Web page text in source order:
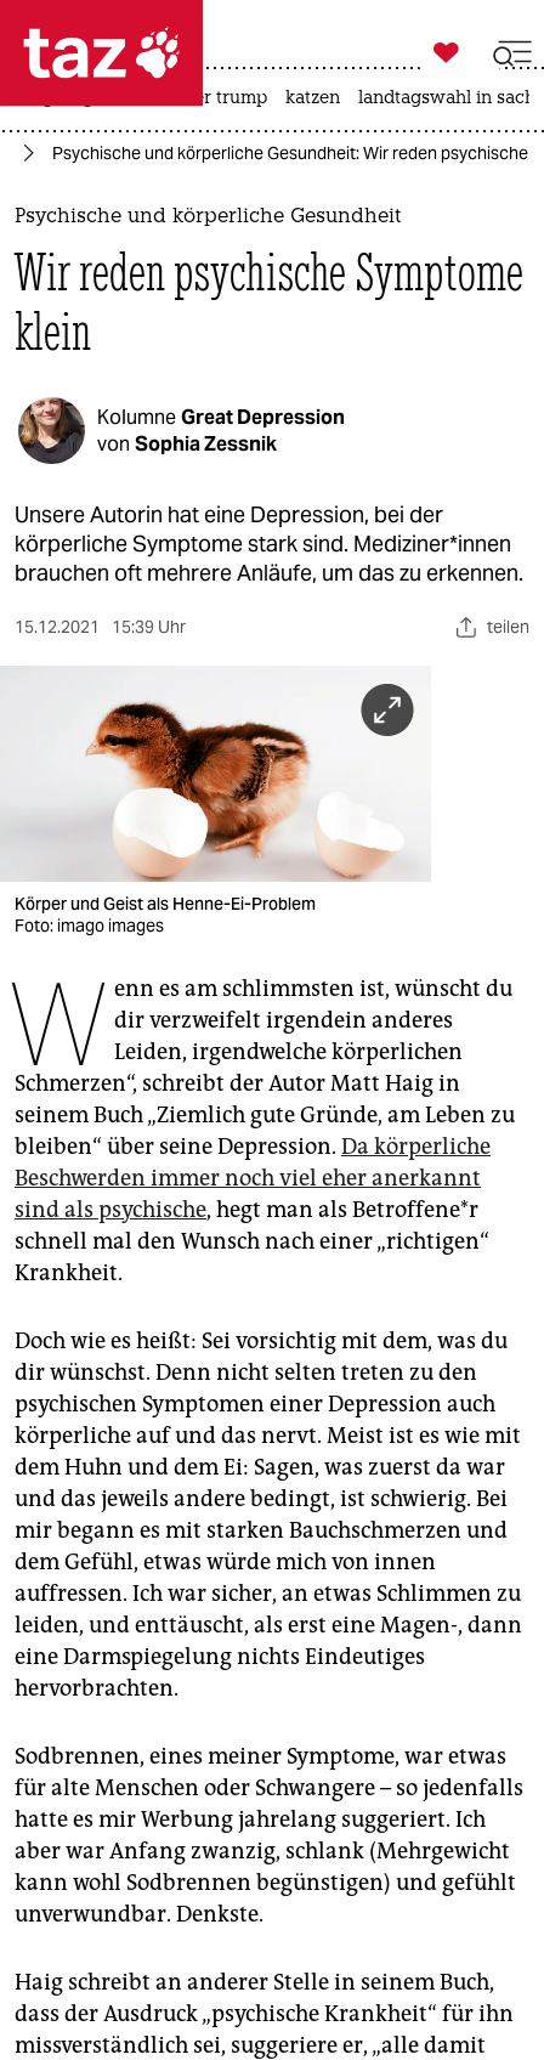
 taz zahl ich
taz zahl ich
themen
politik
öko
kultur
berlin
veranstaltungen
fragen & hilfe
abo
genossenschaft
epaper login

taz zahl ich
usa unter trump katzen landtagswahl in
Psychische und körperliche Gesundheit: Wir reden psychische
Psychische und körperliche Gesundheit
Wir reden psychische Symptome
klein
KolumneGreat Depression
von Sophia Zessnik
Unsere Autorin hat eine Depression, bei der
körperliche Symptome stark sind. Me­di­zi­ne­r*in­nen
brauchen oft mehrere Anläufe, um das zu erkennen.
15.12.2021 15:39 Uhr teilen
Körper und Geist als Henne-Ei-Problem
Foto: imago images
W enn es am schlimmsten ist, wünscht du
dir verzweifelt irgendein anderes
Leiden, irgendwelche körperlichen
Schmerzen“, schreibt der Autor Matt Haig in
seinem Buch „Ziemlich gute Gründe, am Leben zu
bleiben“ über seine Depression. Da körperliche
Beschwerden immer noch viel eher anerkannt
sind als psychische, hegt man als Be­trof­fe­ne*r
schnell mal den Wunsch nach einer „richtigen“
Krankheit.
Doch wie es heißt: Sei vorsichtig mit dem, was du
dir wünschst. Denn nicht selten treten zu den
psychischen Symptomen einer Depression auch
körperliche auf und das nervt. Meist ist es wie mit
dem Huhn und dem Ei: Sagen, was zuerst da war
und das jeweils andere bedingt, ist schwierig. Bei
mir begann es mit starken Bauchschmerzen und
dem Gefühl, etwas würde mich von innen
auffressen. Ich war sicher, an etwas Schlimmen zu
leiden, und enttäuscht, als erst eine Magen-, dann
eine Darmspiegelung nichts Eindeutiges
hervorbrachten.
Sodbrennen, eines meiner Symptome, war etwas
für alte Menschen oder Schwangere – so jedenfalls
hatte es mir Werbung jahrelang suggeriert. Ich
aber war Anfang zwanzig, schlank (Mehrgewicht
kann wohl Sodbrennen begünstigen) und gefühlt
unverwundbar. Denkste.
Haig schreibt an anderer Stelle in seinem Buch,
dass der Ausdruck „psychische Krankheit“ für ihn
missverständlich sei, suggeriere er, „alle damit